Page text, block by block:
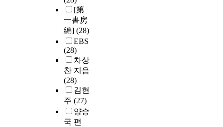
[第
一書房
編] (28)
EBS
(28)
차상
찬 지음
(28)
김현
주 (27)
양승
국 편